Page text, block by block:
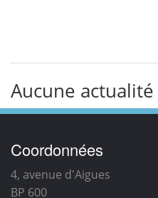
Aucune
Coordonnées
4, avenue d'Aigues
BP 600